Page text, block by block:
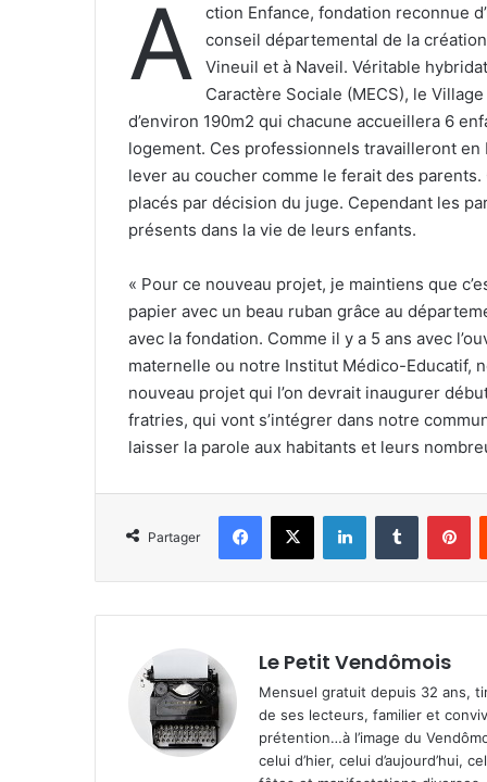
A
ction Enfance, fondation reconnue
conseil départemental de la
Vineuil et à Naveil. Véritable
Caractère Sociale (MECS), le
d’environ 190m2 qui chacune accueillera 6
logement. Ces professionnels travailleront
lever au coucher comme le ferait des
placés par décision du juge. Cependant les
présents dans la vie de leurs enfants.
« Pour ce nouveau projet, je maintiens que
papier avec un beau ruban grâce au
avec la fondation. Comme il y a 5 ans avec
maternelle ou notre Institut Médico-Educatif,
nouveau projet qui l’on devrait inaugurer
fratries, qui vont s’intégrer dans notre
laisser la parole aux habitants et leurs
Partager
Le Petit Vendômois
Mensuel gratuit depuis 32 ans,
de ses lecteurs, familier et
prétention…à l’image du
celui d’hier, celui d’aujourd’hui,